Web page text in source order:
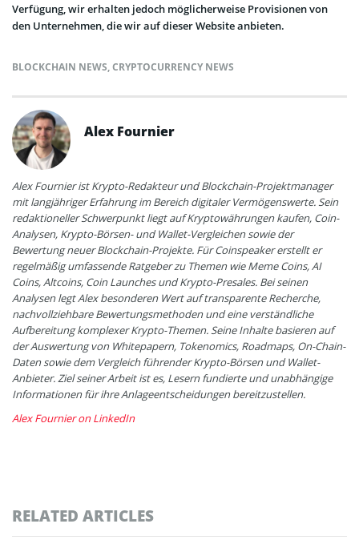
Verfügung, wir erhalten jedoch möglicherweise Provisionen von
den Unternehmen, die wir auf dieser Website anbieten.
BLOCKCHAIN NEWS,CRYPTOCURRENCY NEWS
Alex Fournier
Alex Fournier ist Krypto-Redakteur und Blockchain-Projektmanager
mit langjähriger Erfahrung im Bereich digitaler Vermögenswerte. Sein
redaktioneller Schwerpunkt liegt auf Kryptowährungen kaufen, Coin-
Analysen, Krypto-Börsen- und Wallet-Vergleichen sowie der
Bewertung neuer Blockchain-Projekte. Für Coinspeaker erstellt er
regelmäßig umfassende Ratgeber zu Themen wie Meme Coins, AI
Coins, Altcoins, Coin Launches und Krypto-Presales. Bei seinen
Analysen legt Alex besonderen Wert auf transparente Recherche,
nachvollziehbare Bewertungsmethoden und eine verständliche
Aufbereitung komplexer Krypto-Themen. Seine Inhalte basieren auf
der Auswertung von Whitepapern, Tokenomics, Roadmaps, On-Chain-
Daten sowie dem Vergleich führender Krypto-Börsen und Wallet-
Anbieter. Ziel seiner Arbeit ist es, Lesern fundierte und unabhängige
Informationen für ihre Anlageentscheidungen bereitzustellen.
Alex Fournier on LinkedIn
RELATED ARTICLES